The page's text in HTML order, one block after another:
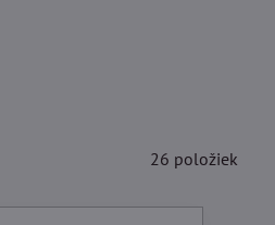
26 položiek